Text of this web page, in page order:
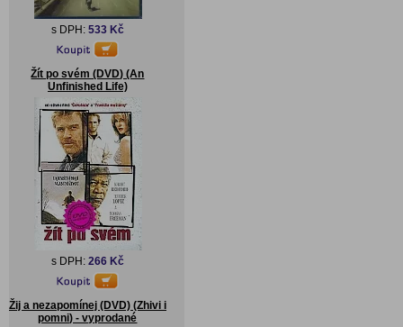
s DPH: 533 Kč
Žít po svém (DVD) (An
Unfinished Life)
s DPH: 266 Kč
Žij a nezapomínej (DVD) (Zhivi i
pomni) - vyprodané